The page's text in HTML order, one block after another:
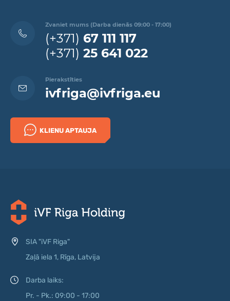
Zvaniet mums (Darba dienās 09:00 - 17:00)
(+371) 67 111 117
(+371) 25 641 022
Pierakstīties
ivfriga@ivfriga.eu
KLIENU APTAUJA
SIA "iVF Riga"
Zaļā iela 1, Rīga, Latvija
Darba laiks:
Pr. - Pk.: 09:00 - 17:00